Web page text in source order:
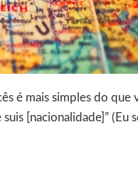
é mais simples do
[nacionalidade]” (Eu